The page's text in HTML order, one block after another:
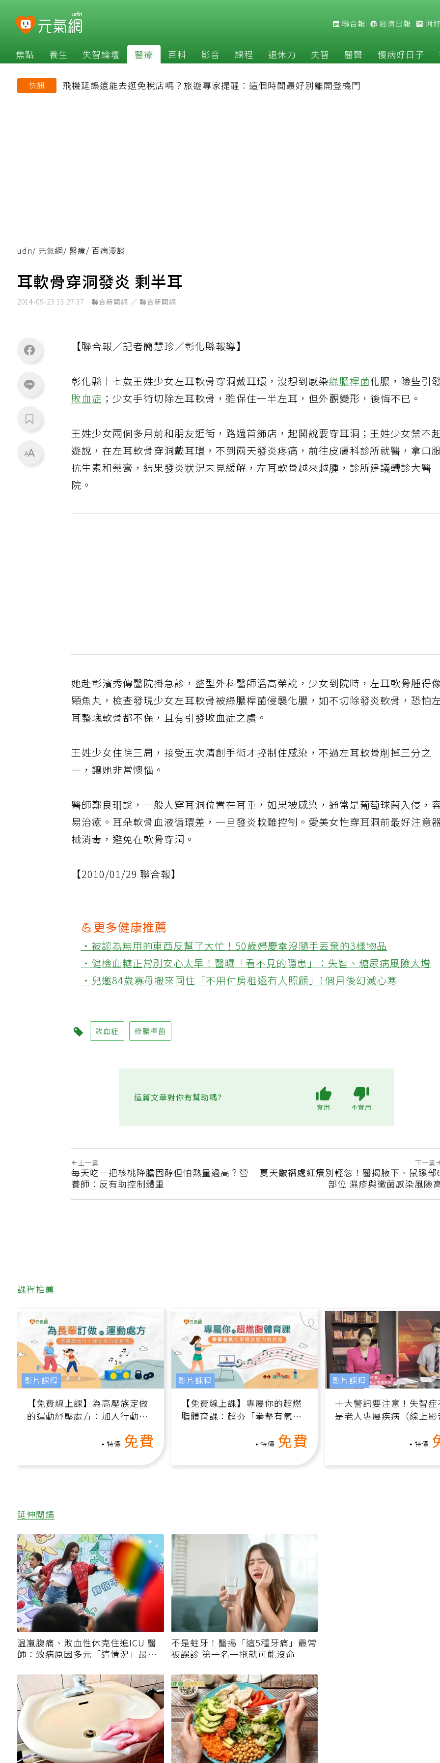
聯合報 經濟日報 河
焦點 養生 失智論壇 醫療 百科 影音 課程 退休力 失智 醫聲 慢病好日子
快訊 飛機延誤還能去逛免稅店嗎？旅遊專家提醒：這個時間最好別離開登機門
udn/ 元氣網/ 醫療/ 百病漫談
耳軟骨穿洞發炎 剩半耳
2014-09-23 13:27:37 聯合新聞網 ／ 聯合新聞網
【聯合報／記者簡慧珍／彰化縣報導】
彰化縣十七歲王姓少女左耳軟骨穿洞戴耳環，沒想到感染綠膿桿菌化膿，險些引
敗血症 ；少女手術切除左耳軟骨，雖保住一半左耳，但外觀變形，後悔不已。
王姓少女兩個多月前和朋友逛街，路過首飾店，起鬨說要穿耳洞；王姓少女禁不
遊說，在左耳軟骨穿洞戴耳環，不到兩天發炎疼痛，前往皮膚科診所就醫，拿口
抗生素和藥膏，結果發炎狀況未見緩解，左耳軟骨越來越腫，診所建議轉診大醫
院。
她赴彰濱秀傳醫院掛急診，整型外科醫師溫高榮說，少女到院時，左耳軟骨腫得像
顆魚丸，檢查發現少女左耳軟骨被綠膿桿菌侵襲化膿，如不切除發炎軟骨，恐怕
耳整塊軟骨都不保，且有引發敗血症之虞。
王姓少女住院三周，接受五次清創手術才控制住感染，不過左耳軟骨削掉三分之
一，讓她非常懊惱。
醫師鄭良珊說，一般人穿耳洞位置在耳垂，如果被感染，通常是葡萄球菌入侵，
易治癒。耳朵軟骨血液循環差，一旦發炎較難控制。愛美女性穿耳洞前最好注意
械消毒，避免在軟骨穿洞。
【2010/01/29 聯合報】
💪更多健康推薦
‧被認為無用的東西反幫了大忙！50歲婦慶幸沒隨手丟棄的3樣物品
‧健檢血糖正常別安心太早！醫曝「看不見的隱患」：失智、糖尿病風險大增
‧兒邀84歲寡母搬來同住「不用付房租還有人照顧」1個月後幻滅心寒
敗血症 綠膿桿菌
這篇文章對你有幫助嗎?
實用 不實用
上一篇
每天吃一把核桃降膽固醇但怕熱量過高？營
養師：反有助控制體重
下一篇
夏天皺褶處紅癢別輕忽！醫揭腋下、鼠蹊部
部位 濕疹與黴菌感染風險
課程推薦
【免費線上課】為高壓族定做
的運動紓壓處方：加入行動、
增肌、互動元素，0基礎也能
免費
影片課程
【免費線上課】專屬你的超燃
脂體育課：超夯「拳擊有氧」
高壓族在家釋放壓力無負擔
免費
影片課程
十大警訊要注意！失智症
是老人專屬疾病（線上影
影片課程
延伸閱讀
温嵐腹痛、敗血性休克住進ICU 醫
師：致病原因多元「這情況」最危
險
不是蛀牙！醫揭「這5種牙痛」最常
被誤診 第一名一拖就可能沒命